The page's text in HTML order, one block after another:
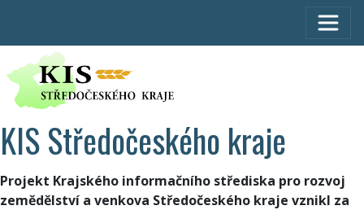
KIS Středočeského kraje
Projekt Krajského informačního střediska pro rozvoj
zemědělství a venkova Středočeského kraje vznikl za